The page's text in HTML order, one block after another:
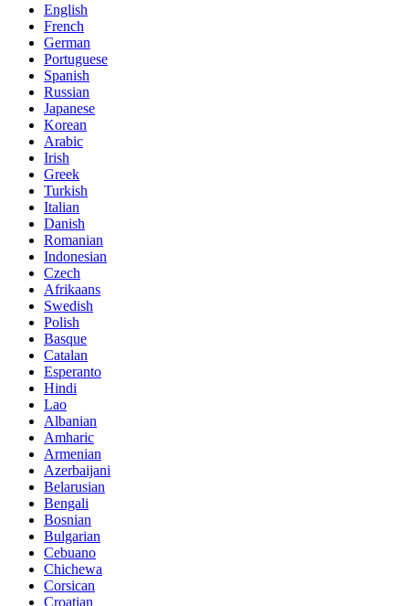
English
French
German
Portuguese
Spanish
Russian
Japanese
Korean
Arabic
Irish
Greek
Turkish
Italian
Danish
Romanian
Indonesian
Czech
Afrikaans
Swedish
Polish
Basque
Catalan
Esperanto
Hindi
Lao
Albanian
Amharic
Armenian
Azerbaijani
Belarusian
Bengali
Bosnian
Bulgarian
Cebuano
Chichewa
Corsican
Croatian